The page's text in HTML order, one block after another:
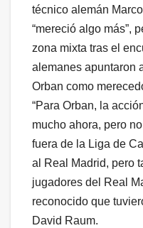
técnico alemán
“mereció algo más”,
zona mixta tras el
alemanes apuntaron
Orban como
“Para Orban, la
mucho ahora, pero
fuera de la Liga de
al Real Madrid, pero
jugadores del Real
reconocido que
David Raum.